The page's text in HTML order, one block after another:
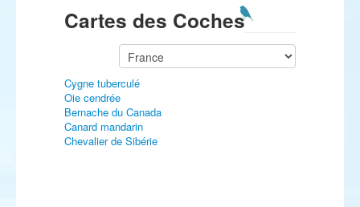
Cartes des Coches
Cygne tuberculé
Oie cendrée
Bernache du Canada
Canard mandarin
Chevalier de Sibérie